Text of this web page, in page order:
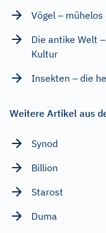
Vögel –
Die antike Welt
Kultur
Insekten – die
Weitere Artikel aus
Synod
Billion
Starost
Duma